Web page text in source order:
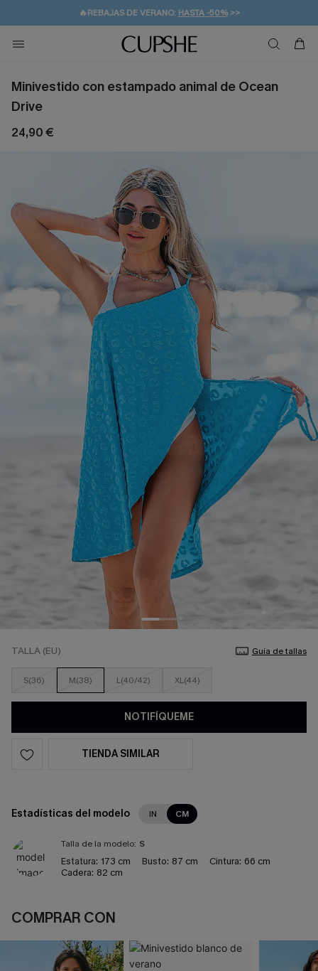
👒PROMOCIÓN DE VERANO:-10% EN 2 VESTIDOS
💌¡SUSCRIBIRSE & GANAR -10% EXTRA!
🚚ENVÍO GRATUITO A PARTIR DE 49 € >>
Minivestido con estampado animal de Ocean
Drive
24,90 €
TALLA (EU) Guía de tallas
S(36) M(38) L(40/42) XL(44)
NOTIFÍQUEME
TIENDA SIMILAR
Estadísticas del modelo IN CM
Talla de la modelo: S
Estatura: 173 cm Busto: 87 cm Cintura: 66 cm
Cadera: 82 cm
COMPRAR CON